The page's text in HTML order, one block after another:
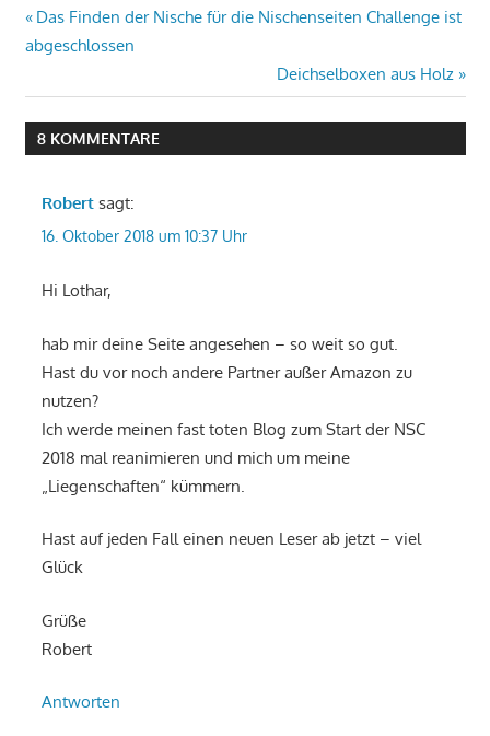
Beitragsnavigation
Vorheriger
Beitrag:
Das Finden der Nische für die Nischenseiten Challenge ist
abgeschlossen
Nächster
Beitrag:
Deichselboxen aus Holz
8 KOMMENTARE
Robert sagt:
16. Oktober 2018 um 10:37 Uhr
Hi Lothar,
hab mir deine Seite angesehen – so weit so gut.
Hast du vor noch andere Partner außer Amazon zu
nutzen?
Ich werde meinen fast toten Blog zum Start der NSC
2018 mal reanimieren und mich um meine
„Liegenschaften“ kümmern.
Hast auf jeden Fall einen neuen Leser ab jetzt – viel
Glück
Grüße
Robert
Antworten